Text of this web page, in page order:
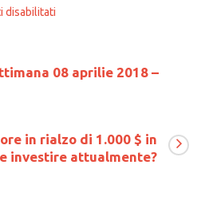
disabilitati
08 aprilie 2018 –
in rialzo di 1.000 $ in
investire attualmente?